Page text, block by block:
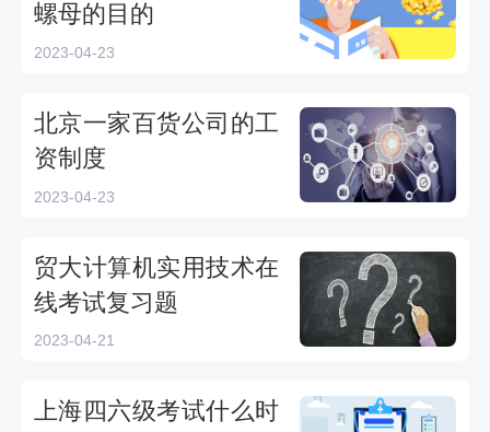
螺母的目的
2023-04-23
北京一家百货公司的工
资制度
2023-04-23
贸大计算机实用技术在
线考试复习题
2023-04-21
上海四六级考试什么时